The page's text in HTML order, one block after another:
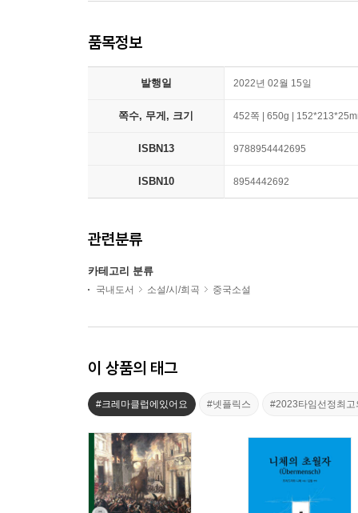
품목정보
발행일 2022년 02월 15일
쪽수, 무게, 크기 452쪽 | 650g |
ISBN13 9788954442695
ISBN10 8954442692
관련분류
카테고리 분류
국내도서 소설/시/희곡 중국소설
이 상품의 태그
#크레마클럽에있어요 #넷플릭스 #2023타임선정최